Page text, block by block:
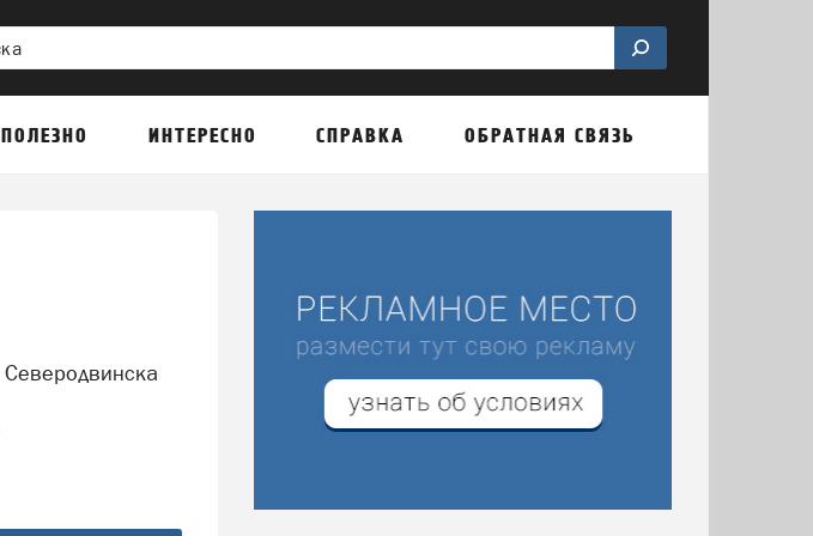
ПОЛЕЗНО ИНТЕРЕСНО СПРАВКА ОБРАТНАЯ СВЯЗЬ